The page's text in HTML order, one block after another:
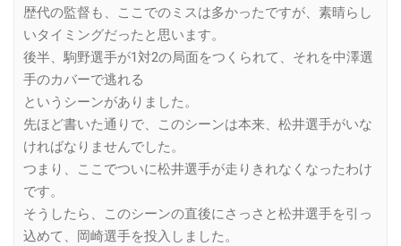
歴代の監督も、ここでのミスは多かったですが、素晴らし
いタイミングだったと思います。
後半、駒野選手が1対2の局面をつくられて、それを中澤選
手のカバーで逃れる
というシーンがありました。
先ほど書いた通りで、このシーンは本来、松井選手がいな
ければなりませんでした。
つまり、ここでついに松井選手が走りきれなくなったわけ
です。
そうしたら、このシーンの直後にさっさと松井選手を引っ
込めて、岡崎選手を投入しました。